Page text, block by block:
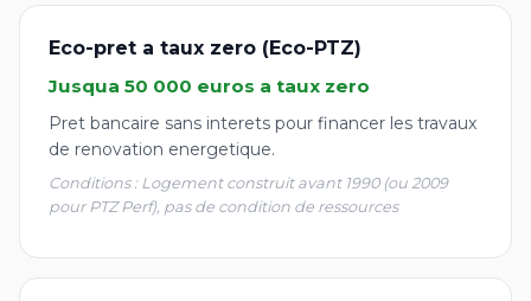
Eco-pret a taux zero (Eco-PTZ)
Jusqua 50 000 euros a taux zero
Pret bancaire sans interets pour financer les travaux
de renovation energetique.
Conditions : Logement construit avant 1990 (ou 2009
pour PTZ Perf), pas de condition de ressources